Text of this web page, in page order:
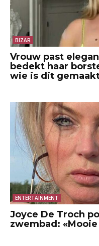
BIZAR
Vrouw past
bedekt haar
wie is dit
ENTERTAINMENT
Joyce De Troch
zwembad: